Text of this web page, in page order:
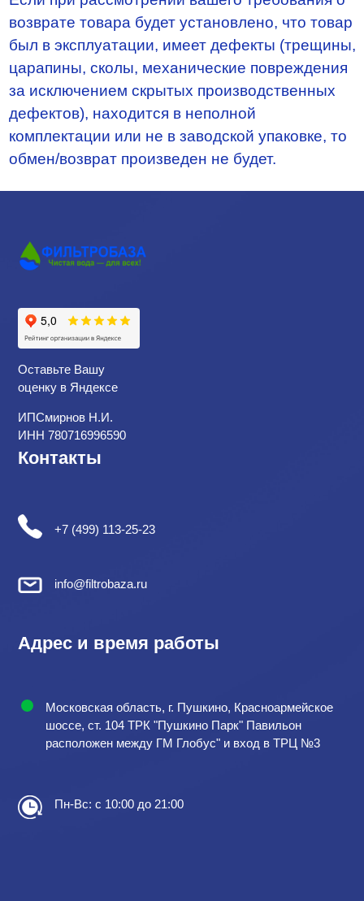
возврате товара будет установлено, что товар
был в эксплуатации, имеет дефекты (трещины,
царапины, сколы, механические повреждения
за исключением скрытых производственных
дефектов), находится в неполной
комплектации или не в заводской упаковке, то
обмен/возврат произведен не будет.
Оставьте Вашу
оценку в Яндексе
ИПСмирнов Н.И.
ИНН 780716996590
Контакты
+7 (499) 113-25-23
info@filtrobaza.ru
Адрес и время работы
Московская область, г. Пушкино, Красноармейское
шоссе, ст. 104 ТРК "Пушкино Парк" Павильон
расположен между ГМ Глобус" и вход в ТРЦ №3
Пн-Вс: с 10:00 до 21:00